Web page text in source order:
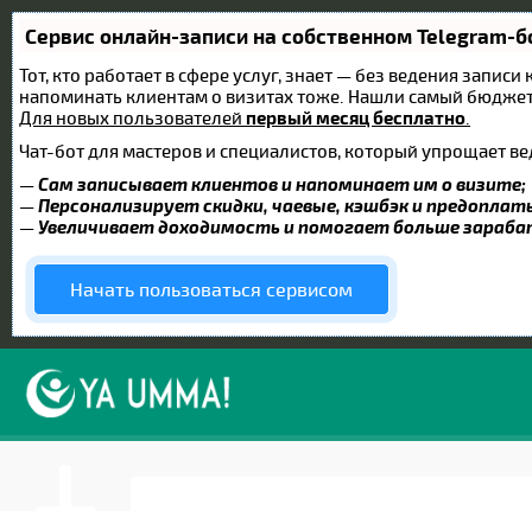
Сервис онлайн-записи на собственном Telegram-
Тот, кто работает в сфере услуг, знает — без ведения
напоминать клиентам о визитах тоже. Нашли самый
Для новых пользователей первый месяц бесплатно
Чат-бот для мастеров и специалистов, который упрощает
—Сам записывает клиентов и напоминает им о визите;
—Персонализирует скидки, чаевые, кэшбэк и
— Увеличивает доходимость и помогает больше
Начать пользоваться сервисом